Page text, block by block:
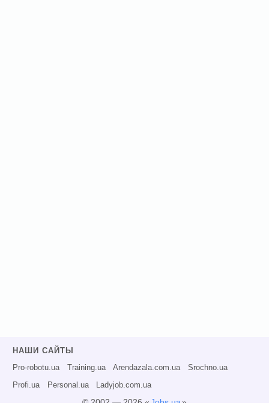
НАШИ САЙТЫ
Pro-robotu.ua Training.ua Arendazala.com.ua Srochno.ua
Profi.ua Personal.ua Ladyjob.com.ua
© 2002 — 2026 « Jobs.ua»